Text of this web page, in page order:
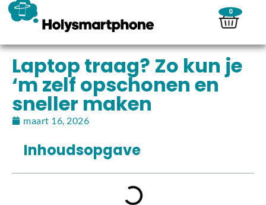
0
Laptop traag? Zo kun je
‘m zelf opschonen en
sneller maken
maart 16, 2026
Inhoudsopgave